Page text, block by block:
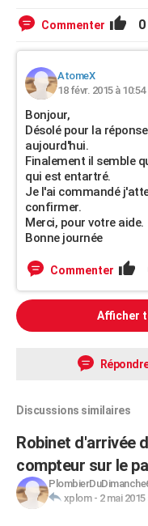
Commenter 0
AtomeX
18 févr. 2015 à 10:54
Bonjour,
Désolé pour la
aujourd'hui.
Finalement il semble
qui est entartré.
Je l'ai commandé
confirmer.
Merci, pour votre aide.
Bonne journée
Commenter
Afficher
Discussions similaires
Robinet d'arrivée
compteur sur le
xplom- 2 mai 2015